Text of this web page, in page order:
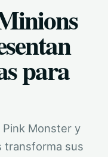
para
Pink Monster y
transforma sus